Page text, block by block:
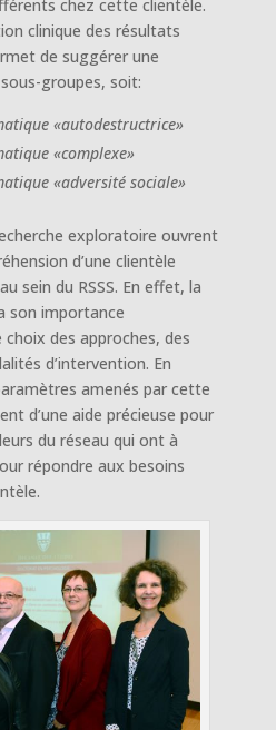
chez cette clientèle.
clinique des résultats
de suggérer une
groupes, soit:
«autodestructrice»
«complexe»
«adversité sociale»
exploratoire ouvrent
d’une clientèle
sein du RSSS. En effet, la
son importance
des approches, des
d’intervention. En
amenés par cette
d’une aide précieuse pour
du réseau qui ont à
répondre aux besoins